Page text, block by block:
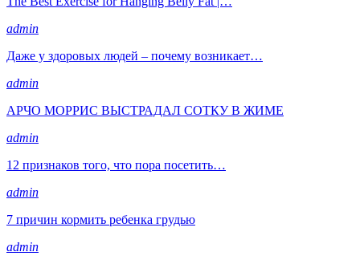
admin
Даже у здоровых людей – почему возникает…
admin
АРЧО МОРРИС ВЫСТРАДАЛ СОТКУ В ЖИМЕ
admin
12 признаков того, что пора посетить…
admin
7 причин кормить ребенка грудью
admin